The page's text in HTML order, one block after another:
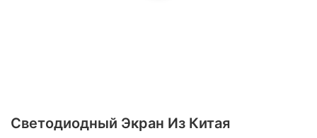
Светодиодный Экран Из Китая